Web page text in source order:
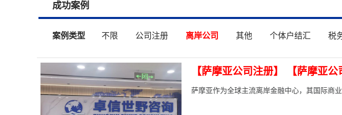
成功案例
案例类型 不限 公司注册 离岸公司 其他 个体户结汇 税
【萨摩亚公司注册】 【萨摩亚公
萨摩亚作为全球主流离岸金融中心，其国际商